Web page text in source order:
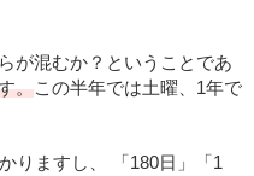
が混むか？ということであ
。この半年では土曜、1年で
りますし、 「180日」「1